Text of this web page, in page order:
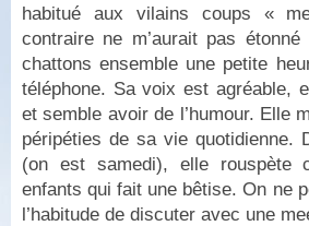
habitué aux vilains coups «
contraire ne m’aurait pas
chattons ensemble une petite
téléphone. Sa voix est agréable,
et semble avoir de l’humour. Elle
péripéties de sa vie quotidienne.
(on est samedi), elle rouspète
enfants qui fait une bêtise. On ne
l’habitude de discuter avec une